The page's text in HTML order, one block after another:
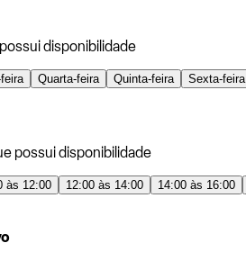
disponibilidade
Quarta-feira Quinta-feira Sexta-feira
possui disponibilidade
às 12:00 12:00 às 14:00 14:00 às 16:00